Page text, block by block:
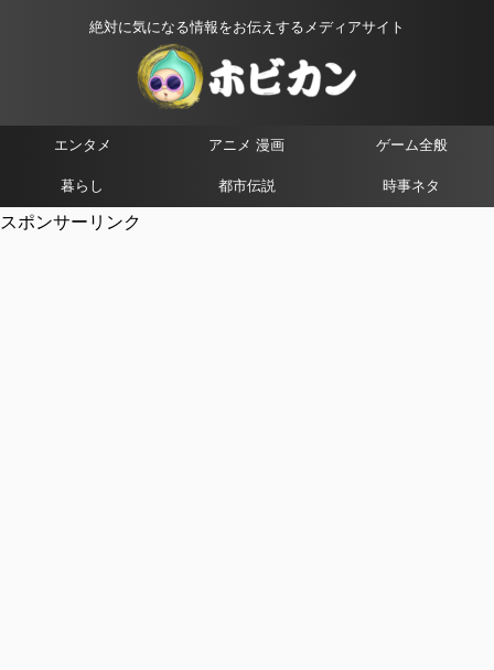
絶対に気になる情報をお伝えするメディアサイト
エンタメ アニメ 漫画 ゲーム全般
暮らし 都市伝説 時事ネタ
スポンサーリンク